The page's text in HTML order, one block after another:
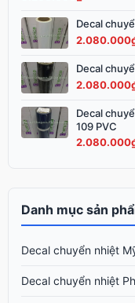
3.200.000₫.
Decal
2.080.000
Decal
2.080.000
Decal
109 PVC
2.080.000
Danh mục sản
Decal chuyển nhiệt
Decal chuyển nhiệt